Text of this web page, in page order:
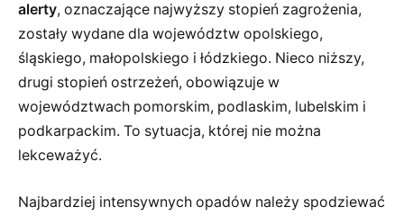
alerty, oznaczające najwyższy stopień zagrożenia,
zostały wydane dla województw opolskiego,
śląskiego, małopolskiego i łódzkiego. Nieco niższy,
drugi stopień ostrzeżeń, obowiązuje w
województwach pomorskim, podlaskim, lubelskim i
podkarpackim. To sytuacja, której nie można
lekceważyć.
Najbardziej intensywnych opadów należy spodziewać